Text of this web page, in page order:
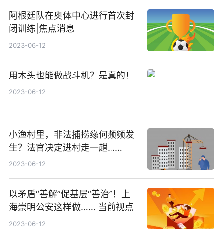
阿根廷队在奥体中心进行首次封
闭训练|焦点消息
2023-06-12
用木头也能做战斗机？是真的！
2023-06-12
小渔村里，非法捕捞缘何频频发
生？法官决定进村走一趟……
2023-06-12
以矛盾“善解”促基层“善治”！上
海崇明公安这样做…… 当前视点
2023-06-12